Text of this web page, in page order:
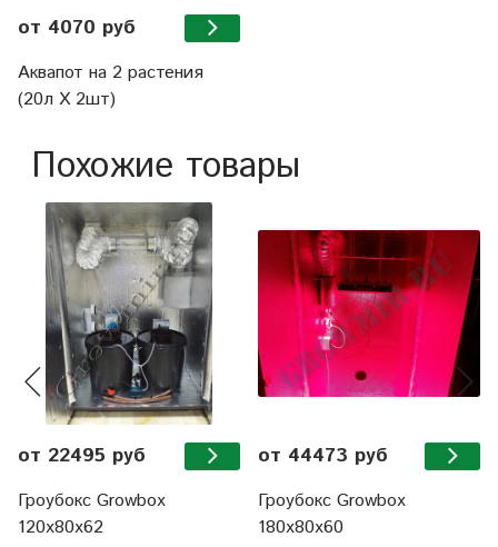
от 4070 руб
Аквапот на 2 растения
(20л Х 2шт)
Похожие товары
от 22495 руб
Гроубокс Growbox
120x80x62
от 44473 руб
Гроубокс Growbox
180х80х60